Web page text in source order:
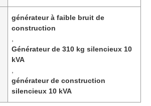
générateur à faible bruit de
construction
Générateur de 310 kg silencieux 10
kVA
générateur de construction
silencieux 10 kVA